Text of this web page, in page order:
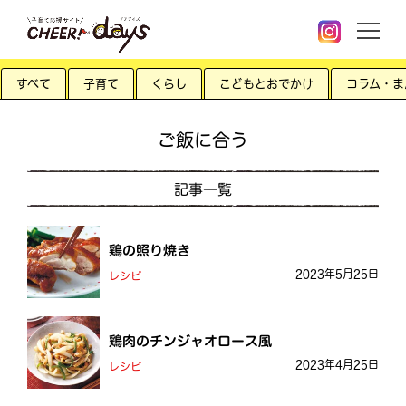
すべて 子育て くらし こどもとおでかけ コラム・
ご飯に合う
記事一覧
鶏の照り焼き
レシピ 2023年5月25日
鶏肉のチンジャオロース風
レシピ 2023年4月25日